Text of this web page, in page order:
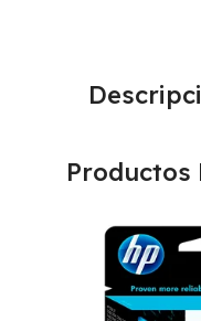
Productos